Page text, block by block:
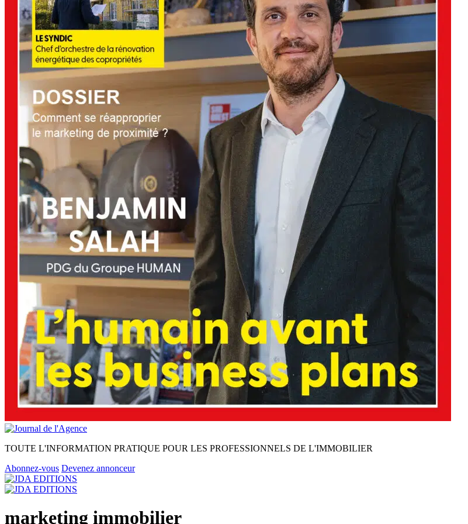
TOUTE L'INFORMATION PRATIQUE POUR LES PROFESSIONNELS DE L'IMMOBILIER
Abonnez-vous Devenez annonceur
marketing immobilier